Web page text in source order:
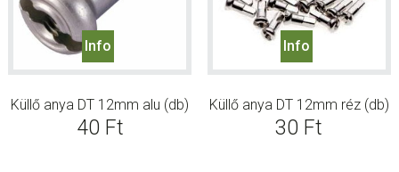
Info
Küllő anya DT 12mm alu (db)
40 Ft
Info
Küllő anya DT 12mm réz (db)
30 Ft